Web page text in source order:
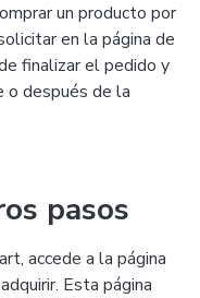
un producto por
en la página de
finalizar el pedido y
o después de la
pasos
accede a la página
Esta página